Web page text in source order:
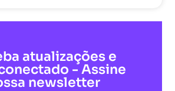
atualizações e
- Assine
newsletter